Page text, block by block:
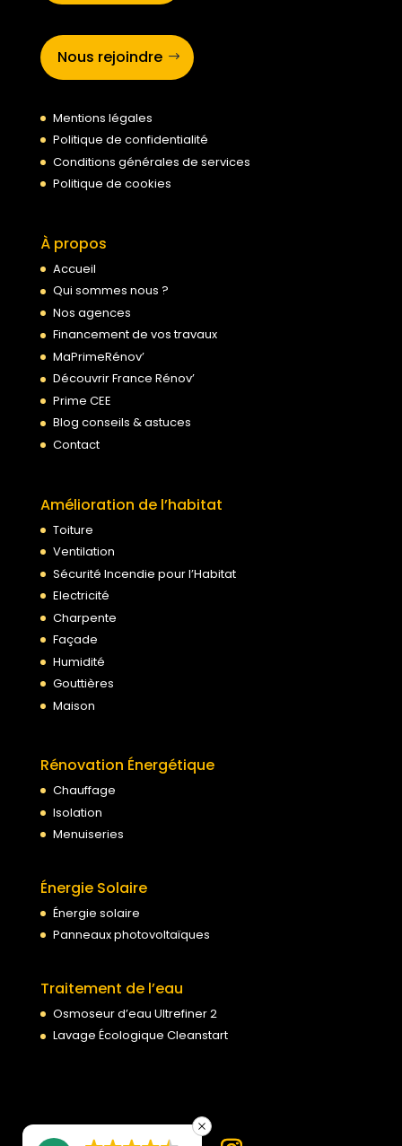
Nous rejoindre
Mentions légales
Politique de confidentialité
Conditions générales de services
Politique de cookies
À propos
Accueil
Qui sommes nous ?
Nos agences
Financement de vos travaux
MaPrimeRénov’
Découvrir France Rénov’
Prime CEE
Blog conseils & astuces
Contact
Amélioration de l’habitat
Toiture
Ventilation
Sécurité Incendie pour l’Habitat
Electricité
Charpente
Façade
Humidité
Gouttières
Maison
Rénovation Énergétique
Chauffage
Isolation
Menuiseries
Énergie Solaire
Énergie solaire
Panneaux photovoltaïques
Traitement de l’eau
Osmoseur d’eau Ultrefiner 2
Lavage Écologique Cleanstart